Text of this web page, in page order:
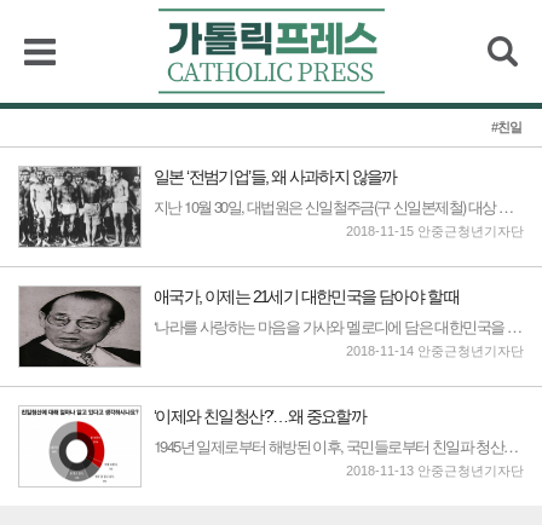
#친일
일본 ‘전범기업’들, 왜 사과하지 않을까
지난 10월 30일, 대법원은 신일철주금(구 신일본제철) 대상 강제징용 손해배상 청구소송에서 강제징용을 당한 피해자들에게 1억 원씩 배상하라는 원심판결을 확정했다...
2018-11-15 안중근청년기자단
애국가, 이제는 21세기 대한민국을 담아야 할 때
‘나라를 사랑하는 마음을 가사와 멜로디에 담은 대한민국을 대표하는 노래’ 애국가를 한 문장으로 설명하자면 이 정도로 말할 수 있을 것이다. 애국가는 법적으로 국가는 아니지만, 관습 헌법상 인정되어 남북 회담, 국경일 등 국가의 대소사부터 시작하여, 회사나 학교 등의 행사까지 다양한 곳에서 노래되고 있다. 이렇듯 애...
2018-11-14 안중근청년기자단
‘이제와 친일청산?’… 왜 중요할까
1945년 일제로부터 해방된 이후, 국민들로부터 친일파 청산을 요구하는 목소리가 커졌다. 1948년 대한민국 독립 정부가 성립되고, 반민특위가 구성되자 국민들은 제보함을 통해 반민특위의 활동에 적극적으로 참여했다. 친일 청산에 대한 청년들의 관심도는 매우 높았다. 70년이 지난 현재, 친일파에 대한 인식은 어떠할까? 고등학생과 대학생 119명을 대상으로 설문 조사를 진행했다.
2018-11-13 안중근청년기자단
검색